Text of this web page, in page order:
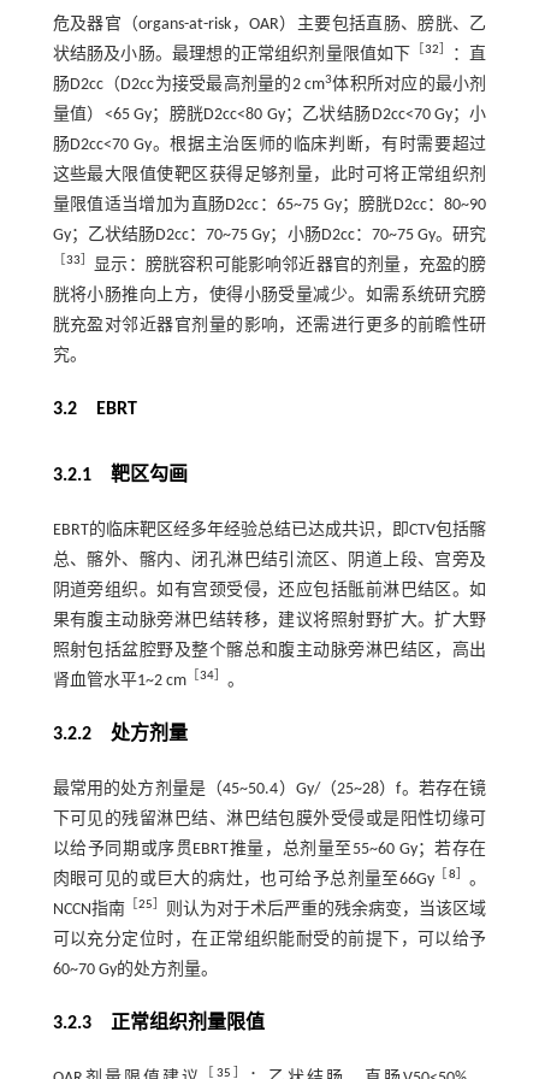
危及器官（organs-at-risk，OAR）主要包括直肠、膀胱、乙
状结肠及小肠。最理想的正常组织剂量限值如下
32
：直
肠D2cc（D2cc为接受最高剂量的2 cm3体积所对应的最小剂
量值）<65 Gy；膀胱D2cc<80 Gy；乙状结肠D2cc<70 Gy；小
肠D2cc<70 Gy。根据主治医师的临床判断，有时需要超过
这些最大限值使靶区获得足够剂量，此时可将正常组织剂
量限值适当增加为直肠D2cc：65~75 Gy；膀胱D2cc：80~90
Gy；乙状结肠D2cc：70~75 Gy；小肠D2cc：70~75 Gy。研究
33
显示：膀胱容积可能影响邻近器官的剂量，充盈的膀
胱将小肠推向上方，使得小肠受量减少。如需系统研究膀
胱充盈对邻近器官剂量的影响，还需进行更多的前瞻性研
究。
3.2 EBRT
3.2.1 靶区勾画
EBRT的临床靶区经多年经验总结已达成共识，即CTV包括髂
总、髂外、髂内、闭孔淋巴结引流区、阴道上段、宫旁及
阴道旁组织。如有宫颈受侵，还应包括骶前淋巴结区。如
果有腹主动脉旁淋巴结转移，建议将照射野扩大。扩大野
照射包括盆腔野及整个髂总和腹主动脉旁淋巴结区，高出
肾血管水平1~2 cm
34］ 。
3.2.2 处方剂量
最常用的处方剂量是（45~50.4）Gy/（25~28）f。若存在镜
下可见的残留淋巴结、淋巴结包膜外受侵或是阳性切缘可
以给予同期或序贯EBRT推量，总剂量至55~60 Gy；若存在
肉眼可见的或巨大的病灶，也可给予总剂量至66Gy［ 8
。
NCCN指南［ 25
则认为对于术后严重的残余病变，当该区域
可以充分定位时，在正常组织能耐受的前提下，可以给予
60~70 Gy的处方剂量。
3.2.3 正常组织剂量限值
35